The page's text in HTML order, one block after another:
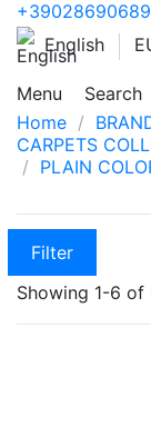
+39028690689
English
Menu Search
Home
CARPETS
PLAIN
Filter
Showing 1-6